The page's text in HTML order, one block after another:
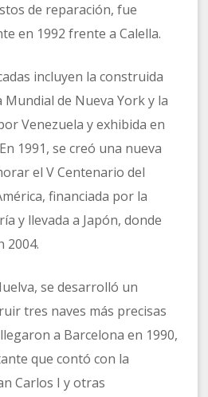
de reparación, fue
en 1992 frente a Calella.
incluyen la construida
Mundial de Nueva York y la
Venezuela y exhibida en
1991, se creó una nueva
el V Centenario del
financiada por la
y llevada a Japón, donde
2004.
se desarrolló un
tres naves más precisas
a Barcelona en 1990,
que contó con la
Carlos I y otras